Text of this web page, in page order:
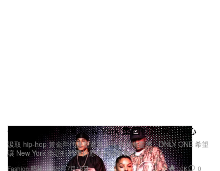
Fashion 時裝
ONLY ONE 冀讓 New York 重回街頭服飾核心
汲取 hip-hop 黃金年代及塑造其文化的人物靈感，ONLY ONE 希望
讓 New York 街頭服飾重拾原有的城市氣息。
2026年7月16日 1.0K 0